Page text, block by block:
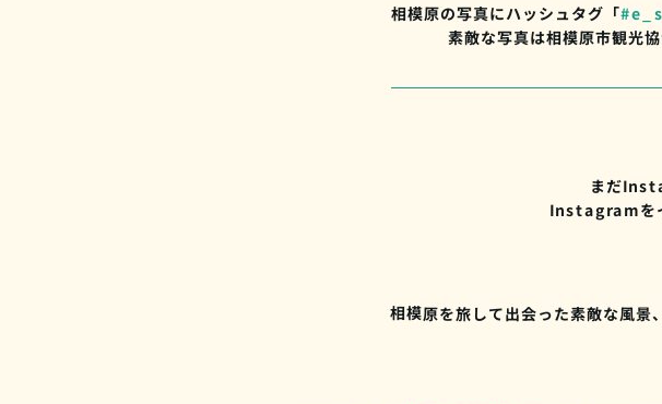
相模原の写真にハッシュタグ「
素敵な写真は相模原市観光
まだ
Instagramを
相模原を旅して出会った素敵な風景